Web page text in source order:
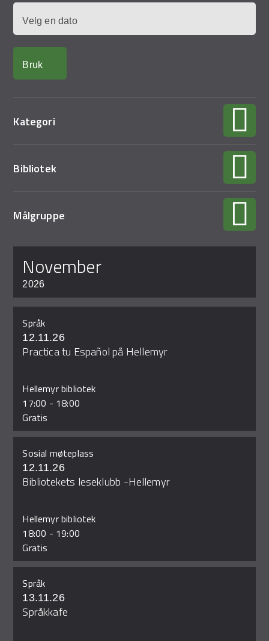
Kategori
Bibliotek
Målgruppe
november
2026
Språk
12.11.26
Practica tu Español på Hellemyr
Hellemyr bibliotek
17:00 - 18:00
Gratis
Sosial møteplass
12.11.26
Bibliotekets leseklubb -Hellemyr
Hellemyr bibliotek
18:00 - 19:00
Gratis
Språk
13.11.26
Språkkafe